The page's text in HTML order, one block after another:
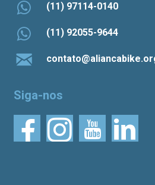
(11) 97114-0140
(11) 92055-9644
Siga-nos